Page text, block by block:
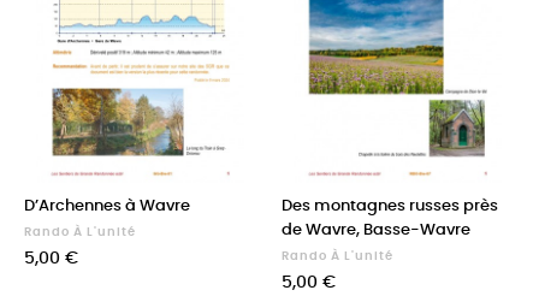
D’Archennes à Wavre
Rando À L'unité
Prix
5,00 €
Des montagnes russes près
de Wavre, Basse-Wavre
Rando À L'unité
Prix
5,00 €